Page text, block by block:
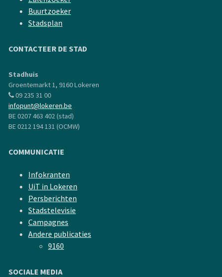
Buurtzoeker
Stadsplan
CONTACTEER DE STAD
Stadhuis
Groentemarkt 1, 9160 Lokeren
09 235 31 00
infopunt@lokeren.be
BE 0207 463 402 (stad)
BE 0212 194 131 (OCMW)
COMMUNICATIE
Infokranten
UiT in Lokeren
Persberichten
Stadstelevisie
Campagnes
Andere publicaties
9160
SOCIALE MEDIA